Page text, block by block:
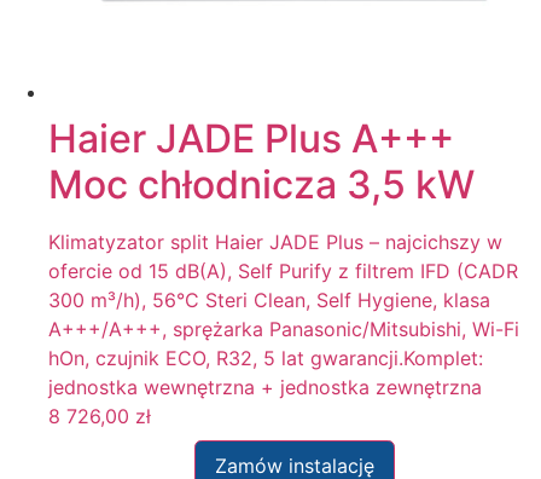
Haier JADE Plus A+++
Moc chłodnicza 3,5 kW
Klimatyzator split Haier JADE Plus – najcichszy w
ofercie od 15 dB(A), Self Purify z filtrem IFD (CADR
300 m³/h), 56°C Steri Clean, Self Hygiene, klasa
A+++/A+++, sprężarka Panasonic/Mitsubishi, Wi-Fi
hOn, czujnik ECO, R32, 5 lat gwarancji.Komplet:
jednostka wewnętrzna + jednostka zewnętrzna
8 726,00 zł
Zamów instalację